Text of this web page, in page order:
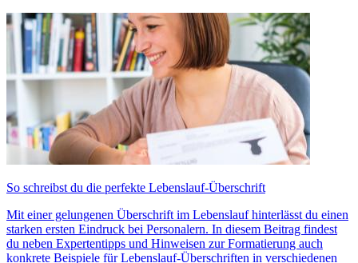
So schreibst du die perfekte Lebenslauf-Überschrift
Mit einer gelungenen Überschrift im Lebenslauf hinterlässt du einen
starken ersten Eindruck bei Personalern. In diesem Beitrag findest
du neben Expertentipps und Hinweisen zur Formatierung auch
konkrete Beispiele für Lebenslauf-Überschriften in verschiedenen